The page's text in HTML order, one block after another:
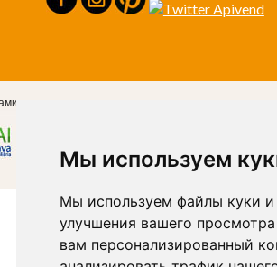
Мы используем
Мы используем файлы куки и
улучшения вашего
вам персонализированный